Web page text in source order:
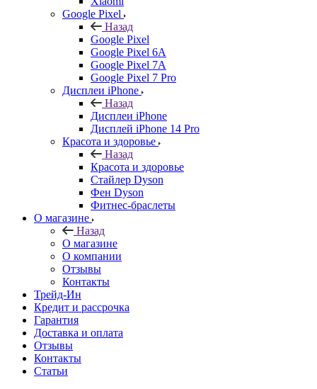
Google Pixel
Назад
Google Pixel
Google Pixel 6A
Google Pixel 7А
Google Pixel 7 Pro
Дисплеи iPhone
Назад
Дисплеи iPhone
Дисплей iPhone 14 Pro
Красота и здоровье
Назад
Красота и здоровье
Стайлер Dyson
Фен Dyson
Фитнес-браслеты
О магазине
Назад
О магазине
О компании
Отзывы
Контакты
Трейд-Ин
Кредит и рассрочка
Гарантия
Доставка и оплата
Отзывы
Контакты
Статьи